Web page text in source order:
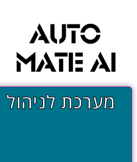
מערכת לניהול